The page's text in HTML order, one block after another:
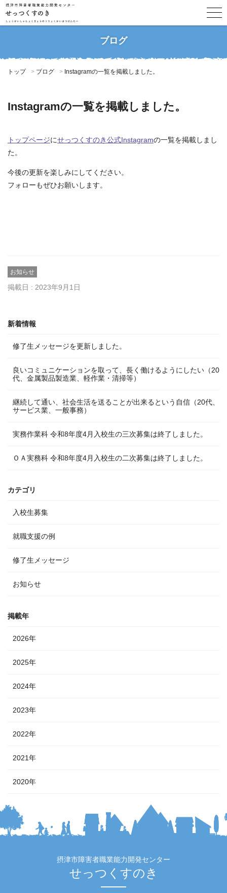
ブログ
トップ ブログ Instagramの一覧を掲載しました。
Instagramの一覧を掲載しました。
トップページにせっつくすのき公式Instagramの一覧を掲載しまし
た。
今後の更新を楽しみにしてください。
フォローもぜひお願いします。
お知らせ
掲載日 : 2023年9月1日
新着情報
修了生メッセージを更新しました。
良いコミュニケーションを取って、長く働けるようにしたい（20
代、金属製品製造業、軽作業・清掃等）
継続して通い、社会生活を送ることが出来るという自信（20代、
サービス業、一般事務）
実務作業科 令和8年度4月入校生の三次募集は終了しました。
ＯＡ実務科 令和8年度4月入校生の二次募集は終了しました。
カテゴリ
入校生募集
就職支援の例
修了生メッセージ
お知らせ
掲載年
2026年
2025年
2024年
2023年
2022年
2021年
2020年
摂津市障害者職業能力開発センター
せっつくすのき